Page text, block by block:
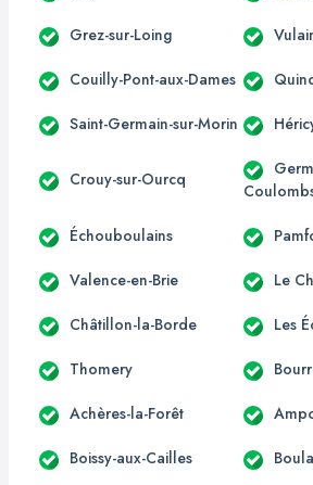
Grez-sur-Loing
Couilly-Pont-aux-Dames
Saint-Germain-sur-Morin
Crouy-sur-Ourcq
Échouboulains
Valence-en-Brie Le
Châtillon-la-Borde Les
Thomery
Achères-la-Forêt
Boissy-aux-Cailles